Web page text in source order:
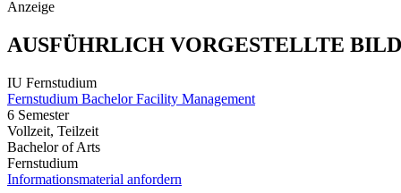
Anzeige
AUSFÜHRLICH VORGESTELLTE
IU Fernstudium
Fernstudium Bachelor Facility Management
6 Semester
Vollzeit, Teilzeit
Bachelor of Arts
Fernstudium
Informationsmaterial anfordern